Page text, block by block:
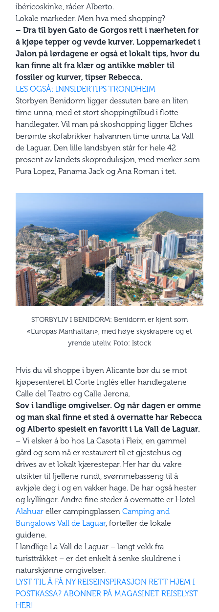
ibéricoskinke, råder Alberto.
Lokale markeder. Men hva med shopping?
– Dra til byen Gato de Gorgos rett i nærheten for
å kjøpe tepper og vevde kurver. Loppemarkedet i
Jalon på lørdagene er også et lokalt tips, hvor du
kan finne alt fra klær og antikke møbler til
fossiler og kurver, tipser Rebecca.
LES OGSÅ: INNSIDERTIPS TRONDHEIM
Storbyen Benidorm ligger dessuten bare en liten
time unna, med et stort shoppingtilbud i flotte
handlegater. Vil man på skoshopping ligger Elches
berømte skofabrikker halvannen time unna La Vall
de Laguar. Den lille landsbyen står for hele 42
prosent av landets skoproduksjon, med merker som
Pura Lopez, Panama Jack og Ana Roman i tet.
STORBYLIV I BENIDORM: Benidorm er kjent som
«Europas Manhattan», med høye skyskrapere og et
yrende uteliv. Foto: Istock
Hvis du vil shoppe i byen Alicante bør du se mot
kjøpesenteret El Corte Inglés eller handlegatene
Calle del Teatro og Calle Jerona.
Sov i landlige omgivelser. Og når dagen er omme
og man skal finne et sted å overnatte har Rebecca
og Alberto spesielt en favoritt i La Vall de Laguar.
– Vi elsker å bo hos La Casota i Fleix, en gammel
gård og som nå er restaurert til et gjestehus og
drives av et lokalt kjærestepar. Her har du vakre
utsikter til fjellene rundt, svømmebasseng til å
avkjøle deg i og en vakker hage. De har også hester
og kyllinger. Andre fine steder å overnatte er Hotel
Alahuar eller campingplassen Camping and
Bungalows Vall de Laguar, forteller de lokale
guidene.
I landlige La Vall de Laguar – langt vekk fra
turisttråkket – er det enkelt å senke skuldrene i
naturskjønne omgivelser.
LYST TIL Å FÅ NY REISEINSPIRASJON RETT HJEM I
POSTKASSA? ABONNER PÅ MAGASINET REISELYST
HER!